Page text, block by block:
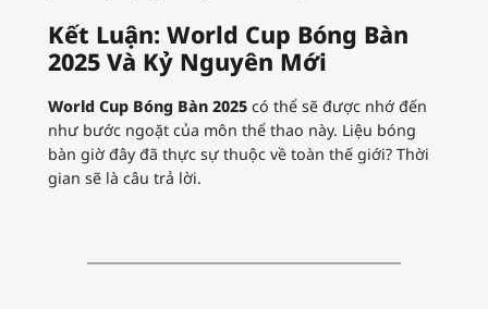
Kết Luận: World Cup Bóng Bàn
2025 Và Kỷ Nguyên Mới
World Cup Bóng Bàn 2025có thể sẽ được nhớ đến
như bước ngoặt của môn thể thao này. Liệu bóng
bàn giờ đây đã thực sự thuộc về toàn thế giới? Thời
gian sẽ là câu trả lời.